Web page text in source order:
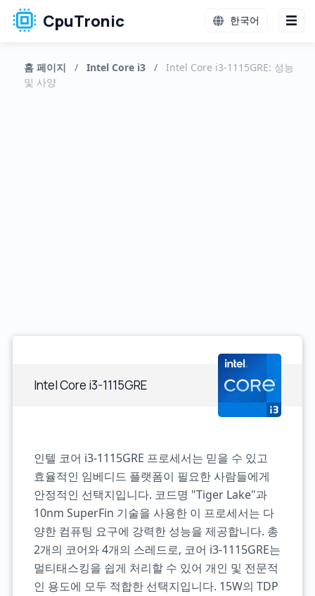
CpuTronic 한국어
홈 페이지 / Intel Core i3 /
Intel Core i3-1115GRE: 성능
및 사양
Intel Core i3-1115GRE
인텔 코어 i3-1115GRE 프로세서는 믿을 수 있고
효율적인 임베디드 플랫폼이 필요한 사람들에게
안정적인 선택지입니다. 코드명 "Tiger Lake"과
10nm SuperFin 기술을 사용한 이 프로세서는 다
양한 컴퓨팅 요구에 강력한 성능을 제공합니다. 총
2개의 코어와 4개의 스레드로, 코어 i3-1115GRE는
멀티태스킹을 쉽게 처리할 수 있어 개인 및 전문적
인 용도에 모두 적합한 선택지입니다. 15W의 TDP